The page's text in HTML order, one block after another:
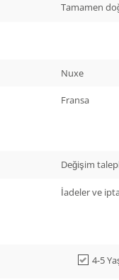
Tamamen
Nuxe
Fransa
Değişim
İadeler ve
4-5